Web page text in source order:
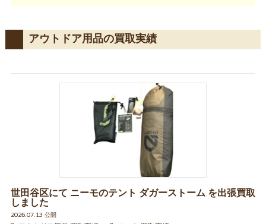
アウトドア用品の買取実績
世田谷区にて ニーモのテント ダガーストーム を出張買取
しました
2026.07.13 公開